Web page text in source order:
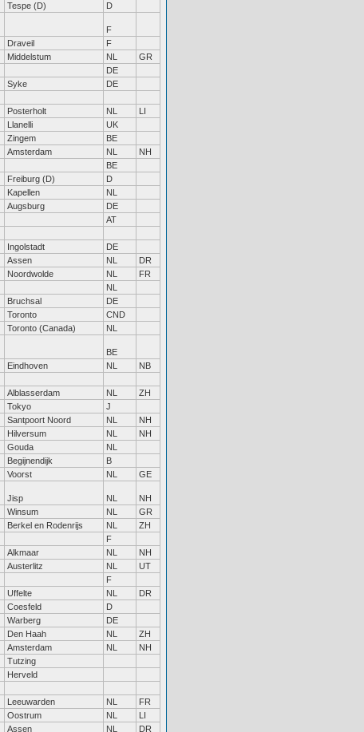
Tespe (D) D
F
Draveil
F
Middelstum NL
GR
DE
Syke
DE
Posterholt NL
LI
Llanelli
UK
Zingem
BE
Amsterdam NL
NH
BE
Freiburg (D)
D
Kapellen
NL
Augsburg
DE
AT
Ingolstadt
DE
Assen NL
DR
Noordwolde NL
FR
NL
Bruchsal
DE
Toronto
CND
Toronto (Canada) NL
BE
Eindhoven NL
NB
Alblasserdam NL
ZH
Tokyo
J
Santpoort Noord NL
NH
Hilversum NL
NH
Gouda
NL
Begijnendijk
B
Voorst NL GE
Jisp NL
NH
Winsum NL
GR
Berkel en Rodenrijs NL
ZH
F
Alkmaar NL
NH
Austerlitz NL
UT
F
Uffelte NL
DR
Coesfeld
D
Warberg
DE
Den Haah NL
ZH
Amsterdam NL
NH
Tutzing
Herveld
Leeuwarden NL
FR
Oostrum NL
LI
Assen NL
DR